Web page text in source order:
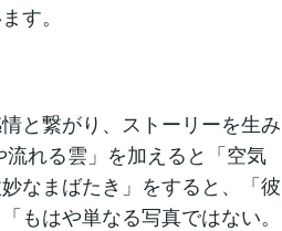
す。
と繋がり、ストーリーを生み
れる雲」を加えると「空気
なまばたき」をすると、「彼
もはや単なる写真ではない。